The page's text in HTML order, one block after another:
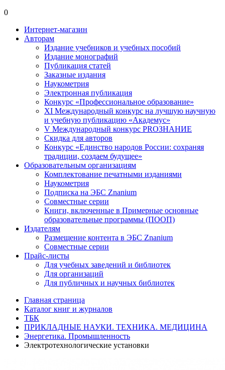
0
Интернет-магазин
Авторам
Издание учебников и учебных пособий
Издание монографий
Публикация статей
Заказные издания
Наукометрия
Электронная публикация
Конкурс «Профессиональное образование»
XI Международный конкурс на лучшую научную
и учебную публикацию «Академус»
V Международный конкурс PROЗНАНИЕ
Скидка для авторов
Конкурс «Единство народов России: сохраняя
традиции, создаем будущее»
Образовательным организациям
Комплектование печатными изданиями
Наукометрия
Подписка на ЭБС Znanium
Совместные серии
Книги, включенные в Примерные основные
образовательные программы (ПООП)
Издателям
Размещение контента в ЭБС Znanium
Совместные серии
Прайс-листы
Для учебных заведений и библиотек
Для организаций
Для публичных и научных библиотек
Главная страница
Каталог книг и журналов
ТБК
ПРИКЛАДНЫЕ НАУКИ. ТЕХНИКА. МЕДИЦИНА
Энергетика. Промышленность
Электротехнологические установки